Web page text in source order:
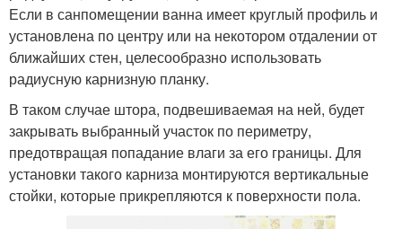
Если в санпомещении ванна имеет круглый профиль и
установлена по центру или на некотором отдалении от
ближайших стен, целесообразно использовать
радиусную карнизную планку.
В таком случае штора, подвешиваемая на ней, будет
закрывать выбранный участок по периметру,
предотвращая попадание влаги за его границы. Для
установки такого карниза монтируются вертикальные
стойки, которые прикрепляются к поверхности пола.